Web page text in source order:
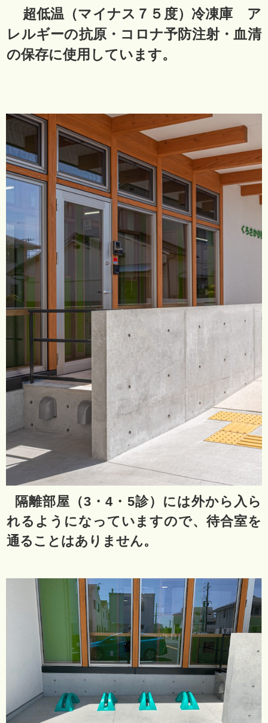
超低温（マイナス７５度）冷凍庫 ア
レルギーの抗原・コロナ予防注射・血清
の保存に使用しています。
隔離部屋（3・4・5診）には外から入ら
れるようになっていますので、待合室を
通ることはありません。